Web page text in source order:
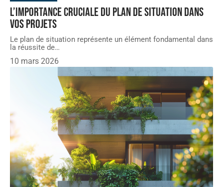
L’importance cruciale du plan de situation dans
vos projets
Le plan de situation représente un élément fondamental dans
la réussite de…
10 mars 2026